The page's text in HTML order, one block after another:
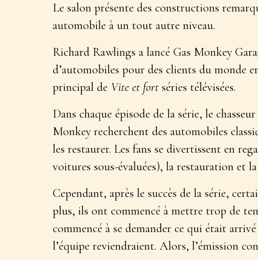
Le salon présente des constructions
automobile à un tout autre niveau.
Richard Rawlings a lancé Gas Monkey
d’automobiles pour des clients du monde
principal de Vite et fort séries télévisées.
Dans chaque épisode de la série, le
Monkey recherchent des automobiles
les restaurer. Les fans se divertissent en
voitures sous-évaluées), la restauration et
Cependant, après le succès de la série,
plus, ils ont commencé à mettre trop de
commencé à se demander ce qui était
l’équipe reviendraient. Alors, l’émission